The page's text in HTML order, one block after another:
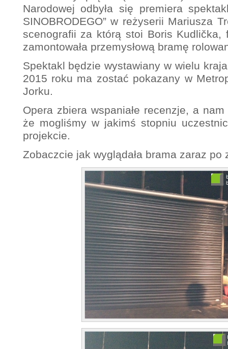
Narodowej odbyła się premiera
SINOBRODEGO” w reżyserii Mariusza
scenografii za którą stoi Boris Kudlička,
zamontowała przemysłową bramę
Spektakl będzie wystawiany w wielu
2015 roku ma zostać pokazany w
Jorku.
Opera zbiera wspaniałe recenzje, a
że mogliśmy w jakimś stopniu
projekcie.
Zobaczcie jak wyglądała brama zaraz po